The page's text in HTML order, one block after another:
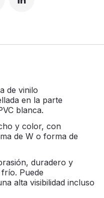
de vinilo
en la parte
blanca.
y color, con
de W o forma de
duradero y
Puede
alta visibilidad incluso